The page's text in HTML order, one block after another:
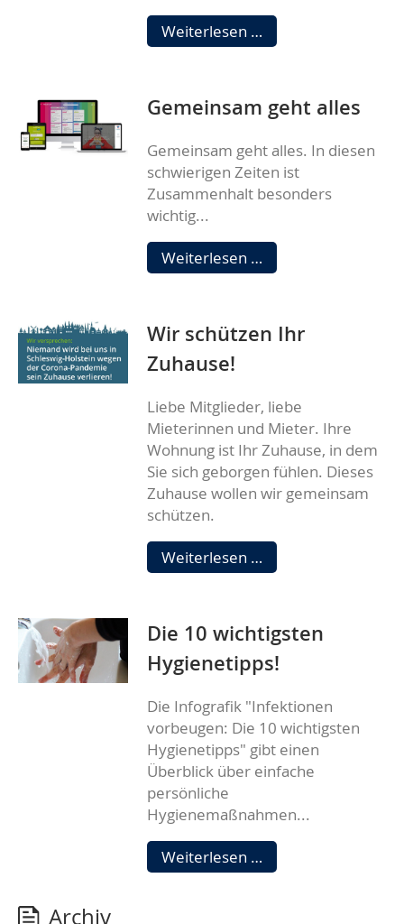
Weiterlesen … Staatliche
Leistungen
Ihrer
Gemeinsam geht alles
Gemeinsam geht alles. In diesen
schwierigen Zeiten ist
Zusammenhalt besonders
wichtig...
Weiterlesen … Gemeinsam
geht
Wir schützen Ihr
Zuhause!
Liebe Mitglieder, liebe
Mieterinnen und Mieter. Ihre
Wohnung ist Ihr Zuhause, in dem
Sie sich geborgen fühlen. Dieses
Zuhause wollen wir gemeinsam
schützen.
Weiterlesen … Wir
schützen
Die 10 wichtigsten
Hygienetipps!
Die Infografik "Infektionen
vorbeugen: Die 10 wichtigsten
Hygienetipps" gibt einen
Überblick über einfache
persönliche
Hygienemaßnahmen...
Weiterlesen … Die
10
Archiv